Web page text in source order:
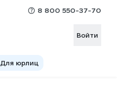
8 800 550-37-70
Войти
Для юрлиц